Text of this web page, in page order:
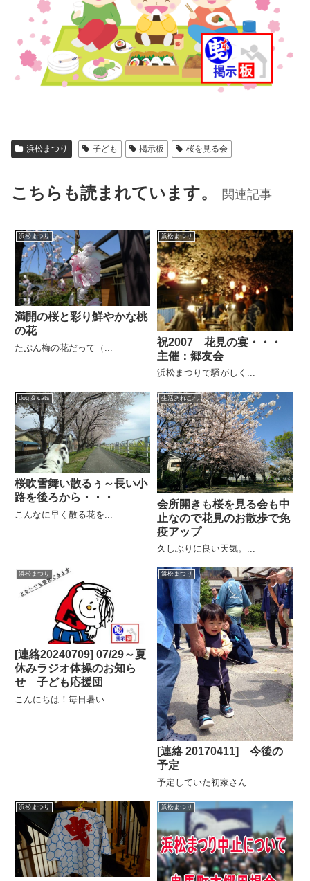
浜松まつり 子ども 掲示板 桜を見る会
こちらも読まれています。 関連記事
浜松まつり
満開の桜と彩り鮮やかな桃
の花
たぶん梅の花だって（...
浜松まつり
祝2007 花見の宴・・・
主催：郷友会
浜松まつりで騒がしく...
dog & cats
桜吹雪舞い散るぅ～長い小
路を後ろから・・・
こんなに早く散る花を...
生活あれこれ
会所開きも桜を見る会も中
止なので花見のお散歩で免
疫アップ
久しぶりに良い天気。...
浜松まつり
[連絡20240709] 07/29～夏
休みラジオ体操のお知ら
せ 子ども応援団
こんにちは！毎日暑い...
浜松まつり
[連絡 20170411] 今後の
予定
予定していた初家さん...
浜松まつり 浜松まつり